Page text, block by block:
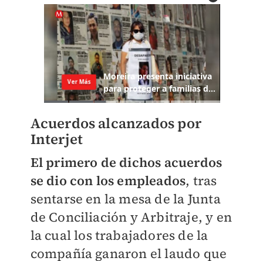
Acuerdos alcanzados por
Interjet
El primero de dichos acuerdos
se dio con los empleados, tras
sentarse en la mesa de la Junta
de Conciliación y Arbitraje, y en
la cual los trabajadores de la
compañía ganaron el laudo que